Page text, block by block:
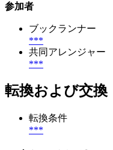
参加者
ブックランナー
***
共同アレンジャー
***
転換および交換
転換条件
***